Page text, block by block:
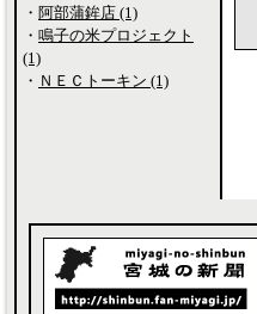
・ 阿部蒲鉾店 (1)
・ 鳴子の米プロジェクト
(1)
・ ＮＥＣトーキン (1)